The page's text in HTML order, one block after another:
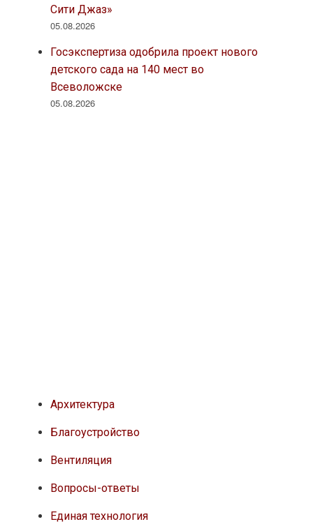
Сити Джаз»
05.08.2026
Госэкспертиза одобрила проект нового
детского сада на 140 мест во
Всеволожске
05.08.2026
Архитектура
Благоустройство
Вентиляция
Вопросы-ответы
Единая технология